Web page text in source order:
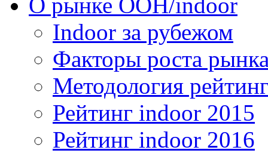
Indoor за рубежом
Факторы роста
Методология
Рейтинг indoor 2015
Рейтинг indoor 2016